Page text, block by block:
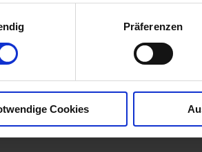
wir Informationen
an unsere
weiter, die
Sie Ihre Rechte
Präferenzen
Cookies